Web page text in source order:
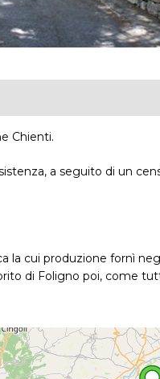
Chienti.
a seguito di un
la cui produzione fornì
di Foligno poi, come